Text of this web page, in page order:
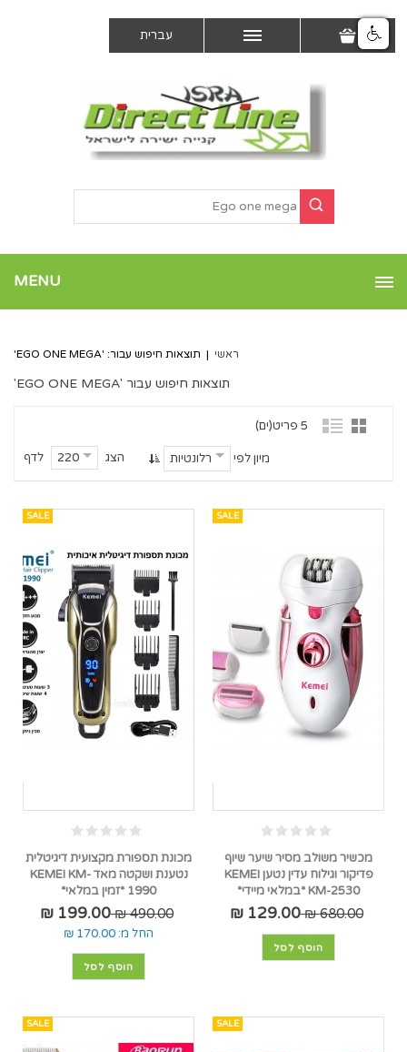
עברית
MENU
ראשי | תוצאות חיפוש עבור: 'EGO ONE MEGA'
תוצאות חיפוש עבור 'EGO ONE MEGA'
5 פריט(ים)
הצג 220 לדף מיון לפי רלונטיות
SALE
מכשיר משולב מסיר שיער שיוף
פדיקור וגילוח עדין נטען KEMEI
KM-2530 *במלאי מיידי*
680.00 ₪
129.00 ₪
הוסף לסל
SALE
מכונת תספורת מקצועית דיגיטלית
נטענת ושקטה מאד KEMEI KM-
1990 *זמין במלאי*
490.00 ₪
199.00 ₪
החל מ: 170.00 ₪
הוסף לסל
SALE
SALE